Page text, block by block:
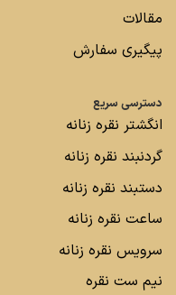
مقالات
پیگیری سفارش
دسترسی سریع
انگشتر نقره زنانه
گردنبند نقره زنانه
دستبند نقره زنانه
ساعت نقره زنانه
سرویس نقره زنانه
نیم ست نقره